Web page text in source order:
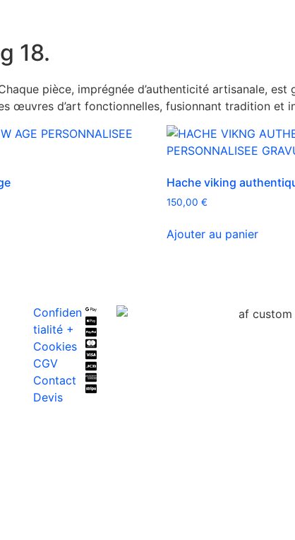
18.
pièce, imprégnée d’authenticité artisanale,
œuvres d’art fonctionnelles, fusionnant tradition et
Hache viking
150,00 €
Ajouter au panier
Confiden
tialité +
Cookies
CGV
Contact
Devis